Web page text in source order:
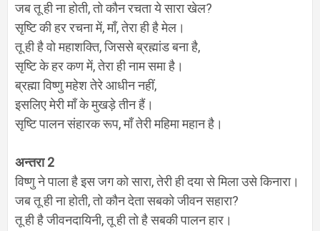
जब तू ही ना होती,तो कौन रचता ये सारा खेल?
सृष्टि की हर रचना में,माँ,तेरा ही है मेल।
तू ही है वो महाशक्ति,जिससे ब्रह्मांड बना है,
सृष्टि के हर कण में,तेरा ही नाम समा है।
ब्रह्मा विष्णु महेश तेरे आधीन नहीं,
इसलिए मेरी माँ के मुखड़े तीन हैं।
सृष्टि पालन संहारक रूप,माँ तेरी महिमा महान है।
अन्तरा2
विष्णु ने पाला है इस जग को सारा,तेरी ही दया से मिला उसे किनारा।
जब तू ही ना होती,तो कौन देता सबको जीवन सहारा?
तू ही है जीवनदायिनी,तू ही तो है सबकी पालन हार।